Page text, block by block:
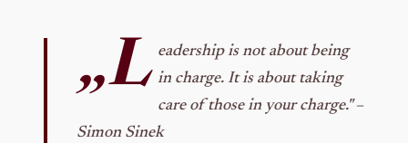
„L eadership is not about being
in charge. It is about taking
care of those in your charge." –
Simon Sinek